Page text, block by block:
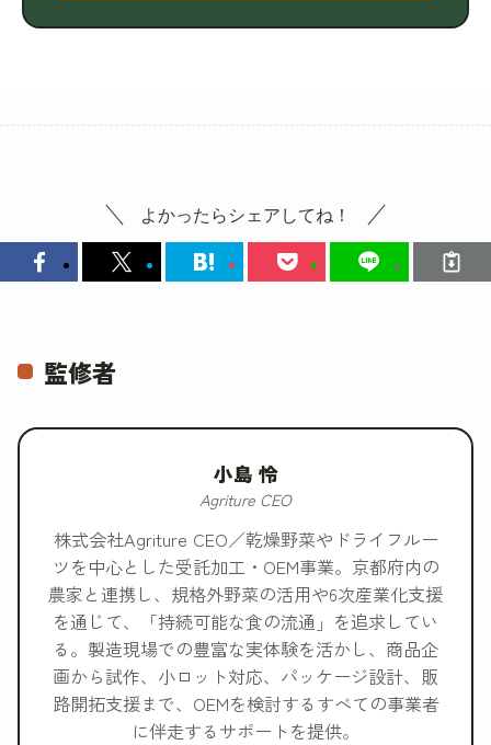
よかったらシェアしてね！
監修者
小島 怜
Agriture CEO
株式会社Agriture CEO／乾燥野菜やドライフルー
ツを中心とした受託加工・OEM事業。京都府内の
農家と連携し、規格外野菜の活用や6次産業化支援
を通じて、「持続可能な食の流通」を追求してい
る。製造現場での豊富な実体験を活かし、商品企
画から試作、小ロット対応、パッケージ設計、販
路開拓支援まで、OEMを検討するすべての事業者
に伴走するサポートを提供。